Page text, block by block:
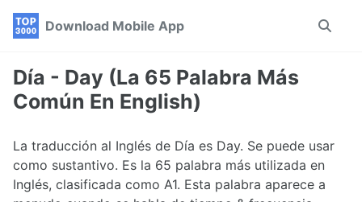
Skip
navigation
Skip
Skip
Download Mobile App
Toggle
Día - Day (La 65 Palabra Más
Común En English)
La traducción al Inglés de Día es Day. Se puede usar
como sustantivo. Es la 65 palabra más utilizada en
Inglés, clasificada como A1. Esta palabra aparece a